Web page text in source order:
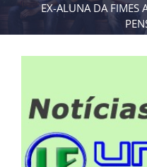
EX-ALUNA DA FIMES